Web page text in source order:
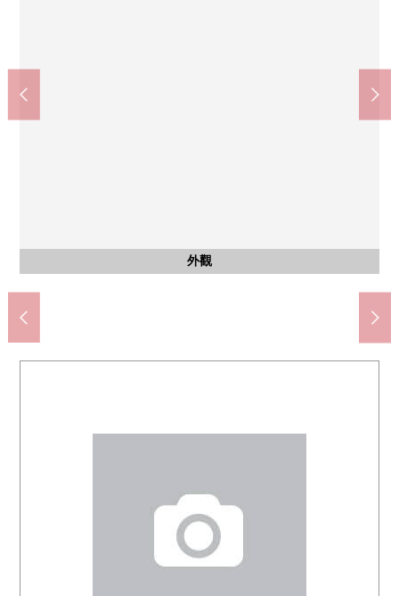
外觀
外觀
外觀
入口
入口
入口
共有部分
名牌
共有部分
防盜門
共有部分
集合信箱
其他當地
前面道路
其他當地
前面道路
其他當地
前面道路
其他當地
前面道路
LIFE二條站前店(約330m)
京都市立朱雀第2小學(約780m)
京都市立西京中學(約710m)
7-Eleven京都成功稻荷前商店(約60m)
杉藥房二條商店(約290m)
京都聚樂郵局(約150m)